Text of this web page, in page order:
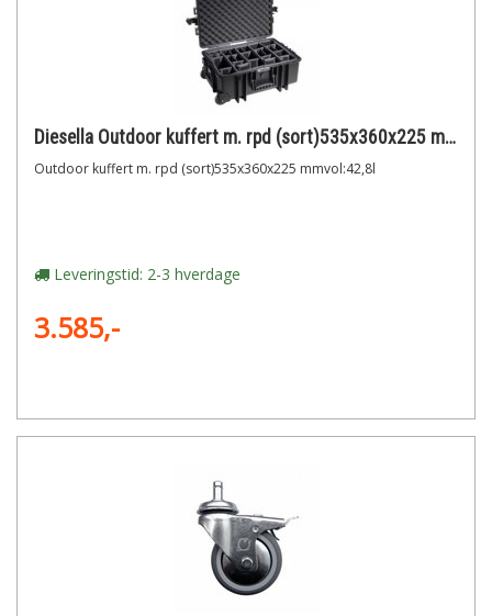
Diesella Outdoor kuffert m. rpd (sort)535x360x225 mmvol:42,8l
Outdoor kuffert m. rpd (sort)535x360x225 mmvol:42,8l
Leveringstid: 2-3 hverdage
3.585,-